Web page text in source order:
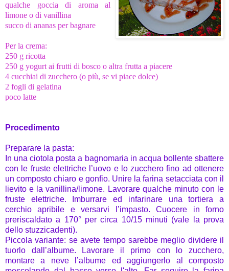
qualche goccia di aroma al
limone o di vanillina
succo di ananas per bagnare
Per la crema:
250 g ricotta
250 g yogurt ai frutti di bosco o altra frutta a piacere
4 cucchiai di zucchero (o più, se vi piace dolce)
2 fogli di gelatina
poco latte
Procedimento
Preparare la pasta:
In una ciotola posta a bagnomaria in acqua bollente sbattere
con le fruste elettriche l’uovo e lo zucchero fino ad ottenere
un composto chiaro e gonfio. Unire la farina setacciata con il
lievito e la vanillina/limone. Lavorare qualche minuto con le
fruste elettriche. Imburrare ed infarinare una tortiera a
cerchio apribile e versarvi l’impasto. Cuocere in forno
preriscaldato a 170° per circa 10/15 minuti (vale la prova
dello stuzzicadenti).
Piccola variante: se avete tempo sarebbe meglio dividere il
tuorlo dall’albume. Lavorare il primo con lo zucchero,
montare a neve l’albume ed aggiungerlo al composto